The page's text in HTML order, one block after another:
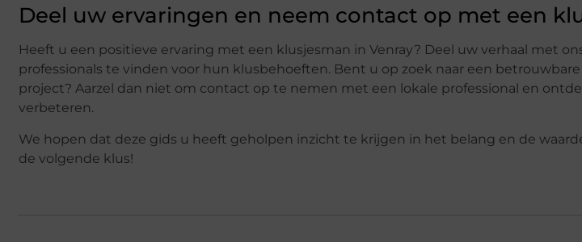
Deel uw ervaringen en neem contact op met een
Heeft u een positieve ervaring met een klusjesman in Venray? Deel uw verhaal met
professionals te vinden voor hun klusbehoeften. Bent u op zoek naar een
project? Aarzel dan niet om contact op te nemen met een lokale professional en
verbeteren.
We hopen dat deze gids u heeft geholpen inzicht te krijgen in het belang en de
de volgende klus!